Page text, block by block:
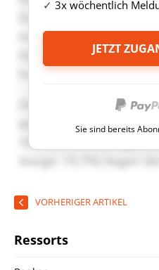
3x wöchentlich
JETZT
Sie sind bereits
VORHERIGER ARTIKEL
Ressorts